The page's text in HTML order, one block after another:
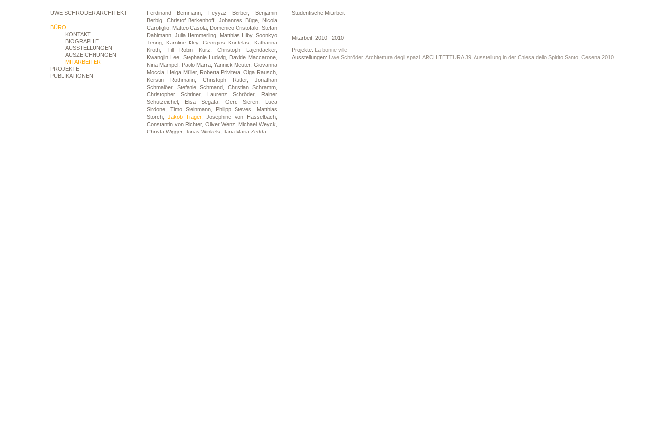
UWE SCHRÖDER ARCHITEKT
BÜRO
KONTAKT
BIOGRAPHIE
AUSSTELLUNGEN
AUSZEICHNUNGEN
MITARBEITER
PROJEKTE
PUBLIKATIONEN
Ferdinand Bemmann, Feyyaz Berber,
Benjamin
Berbig, Christof Berkenhoff,Johannes Büge,
Nicola
Carofiglio, Matteo Casola, Domenico Cristofalo, Stefan
Dahlmann, Julia Hemmerling, Matthias Hiby, Soonkyo
Jeong, Karoline Kley,Georgios Kordelas,
Katharina
Kroth, Till Robin Kurz, Christoph Lajendäcker,
Kwangjin Lee, Stephanie Ludwig, Davide Maccarone,
Nina Mampel,
Paolo Marra, Yannick Meuter, Giovanna
Moccia, Helga Müller, Roberta Privitera,Olga Rausch,
Kerstin Rothmann, Christoph Rütter, Jonathan
Schmalöer, Stefanie Schmand, Christian Schramm,
Christopher Schriner,
Laurenz Schröder,
Rainer
Schützeichel, Elisa Segata, Gerd Sieren,
Luca
Sirdone,Timo Steinmann, Philipp Steves,
Matthias
Storch, Jakob Träger,Josephine von Hasselbach,
Constantin von Richter, Oliver Wenz, Michael Weyck,
Christa Wigger, Jonas Winkels, Ilaria Maria Zedda
Studentische Mitarbeit
Mitarbeit: 2010 - 2010
Projekte: La bonne ville
Ausstellungen: Uwe Schröder. Architettura degli spazi. ARCHITETTURA 39, Ausstellung in der Chiesa dello Spirito Santo, Cesena 2010